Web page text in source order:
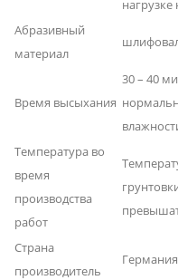
Абразивный
материал
Время высыхания
30 – 40
Температура во
время
производства
работ
Страна
производитель
Германия